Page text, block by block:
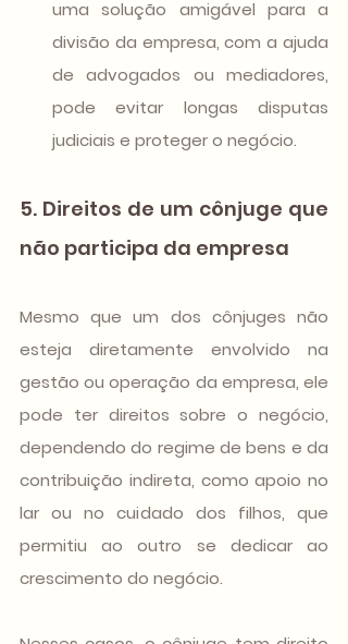
uma solução amigável para a
divisão da empresa, com a ajuda
de advogados ou mediadores,
pode evitar longas disputas
judiciais e proteger o negócio.
5. Direitos de um cônjuge que
não participa da empresa
Mesmo que um dos cônjuges não
esteja diretamente envolvido na
gestão ou operação da empresa, ele
pode ter direitos sobre o negócio,
dependendo do regime de bens e da
contribuição indireta, como apoio no
lar ou no cuidado dos filhos, que
permitiu ao outro se dedicar ao
crescimento do negócio.